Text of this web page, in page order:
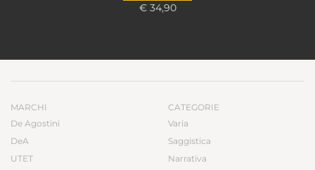
€ 34,90
MARCHI
De Agostini
DeA
UTET
CATEGORIE
Varia
Saggistica
Narrativa